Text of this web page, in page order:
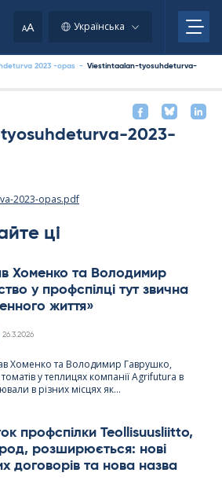
AA Українська
2023 -opas - Viestintaalan-tyosuhdeturva-
2023-
2023-opas.pdf
ці
Хоменко та Володимир
у профспілці тут звична
життя»
26.3.2026
Хоменко та Володимир Гаврушко,
у теплицях компанії Agri­fu­tura в
в різних місцях як...
профспілки Teol­li­suus­liitto,
розширюється: нові
договорів та нова назва